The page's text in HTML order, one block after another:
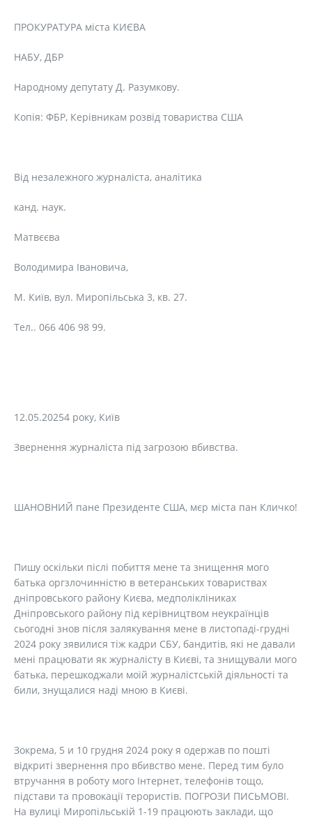
ПРОКУРАТУРА міста КИЄВА
НАБУ, ДБР
Народному депутату Д. Разумкову.
Копія: ФБР, Керівникам розвід товариства США
Від незалежного журналіста, аналітика
канд. наук.
Матвєєва
Володимира Івановича,
М. Київ, вул. Миропільська 3, кв. 27.
Тел.. 066 406 98 99.
12.05.20254 року, Київ
Звернення журналіста під загрозою вбивства.
ШАНОВНИЙ пане Президенте США, мєр міста пан Кличко!
Пишу оскільки післі побиття мене та знищення мого
батька оргзлочинністю в ветеранських товариствах
дніпровського району Києва, медполікліниках
Дніпровського району під керівництвом неукраїнців
сьогодні знов після залякування мене в листопаді-грудні
2024 року зявилися тіж кадри СБУ, бандитів, які не давали
мені працювати як журналісту в Києві, та знищували мого
батька, перешкоджали моїй журналістській діяльності та
били, знущалися наді мною в Києві.
Зокрема, 5 и 10 грудня 2024 року я одержав по пошті
відкриті звернення про вбивство мене. Перед тим було
втручання в роботу мого Інтернет, телефонів тощо,
підстави та провокації терористів. ПОГРОЗИ ПИСЬМОВІ.
На вулиці Миропільській 1-19 працюють заклади, що